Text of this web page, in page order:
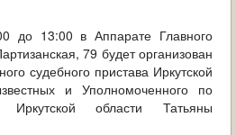
до 13:00 в Аппарате Главного
79 будет организован
судебного пристава Иркутской
и Уполномоченного по
области Татьяны